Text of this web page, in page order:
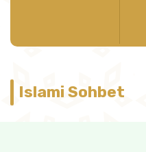
Islami Sohbet